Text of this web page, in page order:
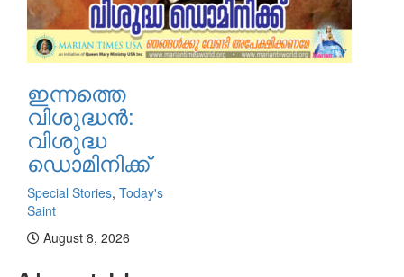
ഇന്നത്തെ
വിശുദ്ധന്‍:
വിശുദ്ധ
ഡൊമിനിക്ക്
Special Stories, Today's
Saint
August 8, 2026